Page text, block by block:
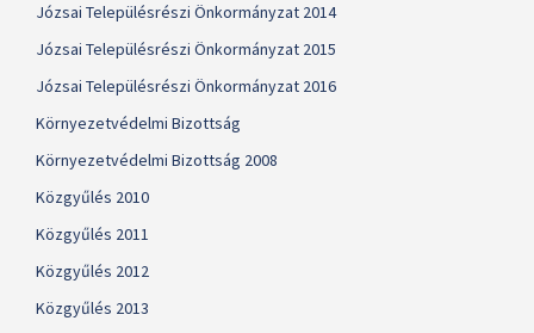
Józsai Településrészi Önkormányzat 2014
Józsai Településrészi Önkormányzat 2015
Józsai Településrészi Önkormányzat 2016
Környezetvédelmi Bizottság
Környezetvédelmi Bizottság 2008
Közgyűlés 2010
Közgyűlés 2011
Közgyűlés 2012
Közgyűlés 2013